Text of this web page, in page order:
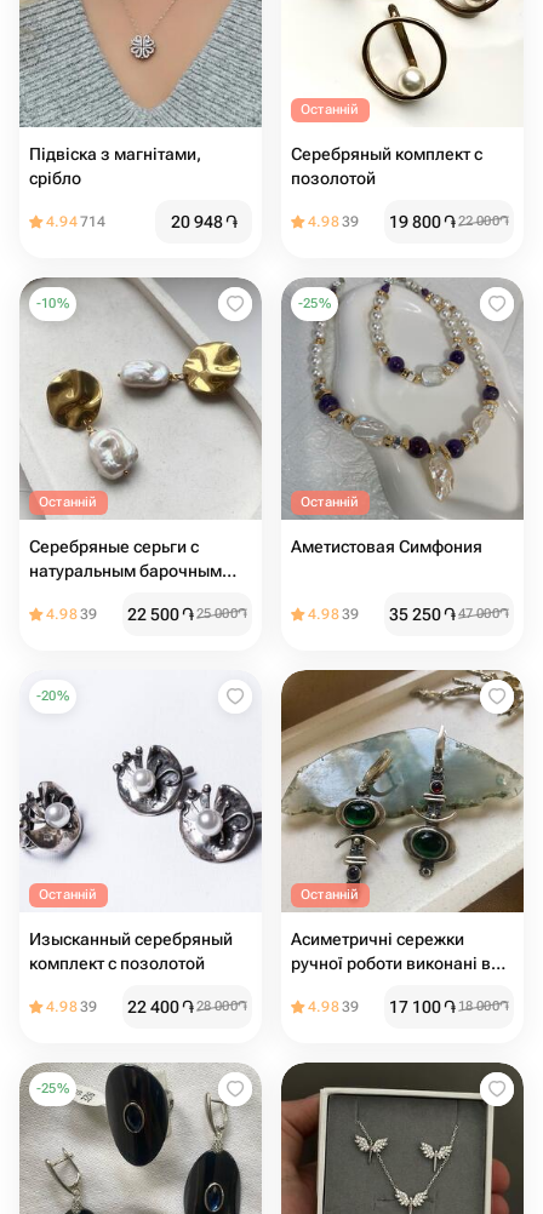
Підвіска з магнітами,
срібло
4.94714 20 948֏
Останній
Серебряный комплект с
позолотой
4.9839 19 800֏22 000֏
-10%
Останній
Серебряные серьги с
натуральным барочным
4.9839 22 500֏25 000֏
-25%
Останній
Аметистовая Симфония
4.9839 35 250֏47 000֏
-20%
Останній
Изысканный серебряный
комплект с позолотой
4.9839 22 400֏28 000֏
Останній
Асиметричні сережки
ручної роботи виконані в
4.9839 17 100֏18 000֏
-25%